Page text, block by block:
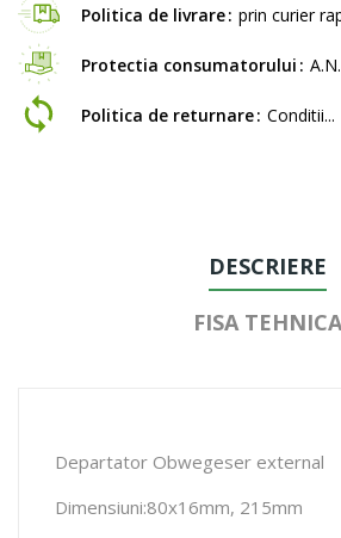
Politica de livrare prin curier
Protectia consumatorului
Politica de returnare Conditii...
DESCRIERE
FISA TEHNICA
Departator Obwegeser external
Dimensiuni:80x16mm, 215mm